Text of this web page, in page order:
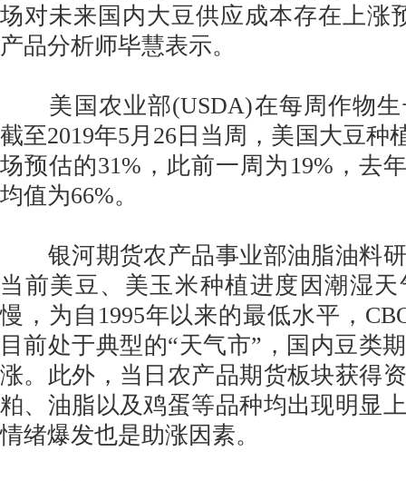
场对未来国内大豆供应成本存在上涨
产品分析师毕慧表示。
美国农业部(USDA)在每周作物生
截至2019年5月26日当周，美国大豆种
场预估的31%，此前一周为19%，去
均值为66%。
银河期货农产品事业部油脂油料研
当前美豆、美玉米种植进度因潮湿
慢，为自1995年以来的最低水平，
目前处于典型的“天气市”，国内豆类
涨。此外，当日农产品期货板块获得
粕、油脂以及鸡蛋等品种均出现明显
情绪爆发也是助涨因素。